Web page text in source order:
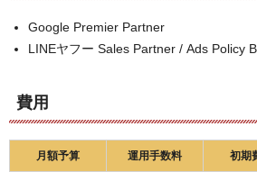
Google Premier Partner
LINEヤフー Sales Partner / Ads Policy
費用
月額予算 運用手数料 初期